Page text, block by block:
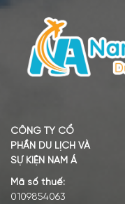
CÔNG TY CỔ
PHẦN DU LỊCH VÀ
SỰ KIỆN NAM Á
Mã số thuế:
0109854063